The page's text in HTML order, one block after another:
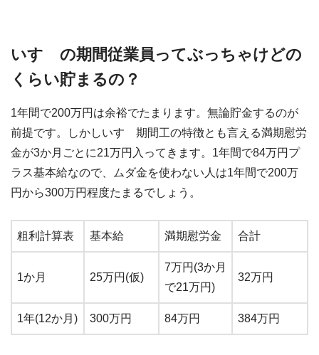
いすゞの期間従業員ってぶっちゃけどの
くらい貯まるの？
1年間で200万円は余裕でたまります。無論貯金するのが
前提です。しかしいすゞ期間工の特徴とも言える満期慰労
金が3か月ごとに21万円入ってきます。1年間で84万円プ
ラス基本給なので、ムダ金を使わない人は1年間で200万
円から300万円程度たまるでしょう。
粗利計算表 基本給 満期慰労金 合計
1か月 25万円(仮)
7万円(3か月
で21万円)
32万円
1年(12か月) 300万円 84万円 384万円